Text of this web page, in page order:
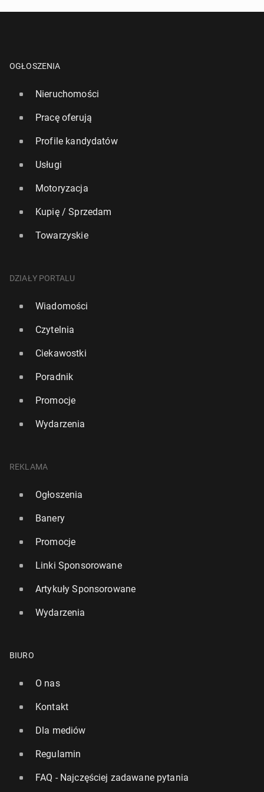
OGŁOSZENIA
Nieruchomości
Pracę oferują
Profile kandydatów
Usługi
Motoryzacja
Kupię / Sprzedam
Towarzyskie
DZIAŁY PORTALU
Wiadomości
Czytelnia
Ciekawostki
Poradnik
Promocje
Wydarzenia
REKLAMA
Ogłoszenia
Banery
Promocje
Linki Sponsorowane
Artykuły Sponsorowane
Wydarzenia
BIURO
O nas
Kontakt
Dla mediów
Regulamin
FAQ - Najczęściej zadawane pytania